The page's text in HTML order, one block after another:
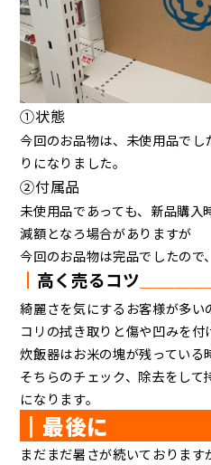
①状態
今回のお品物は、未使用品で
りになりました。
②付属品
未使用品であっても、新品購入
減額となろ場合がありますが
今回のお品物は完品でしたので
┃ 高く売るコツ
綺麗さを気にするお客様が多
コリの拭き取りと傷や凹みを
炊飯器はお米の塊が残っている
そちらのチェック、除去をし
になります。
┃最後
まだまだ暑さが続いておりま